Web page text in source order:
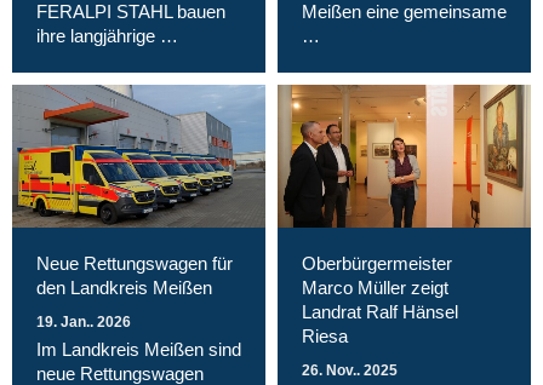
FERALPI STAHL bauen
ihre langjährige …
Meißen eine gemeinsame
…
Neue Rettungswagen für
den Landkreis Meißen
19. Jan.. 2026
Im Landkreis Meißen sind
neue Rettungswagen
Oberbürgermeister
Marco Müller zeigt
Landrat Ralf Hänsel
Riesa
26. Nov.. 2025